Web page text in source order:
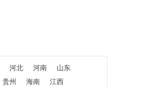
河北 河南
山东
贵州 海南 江西